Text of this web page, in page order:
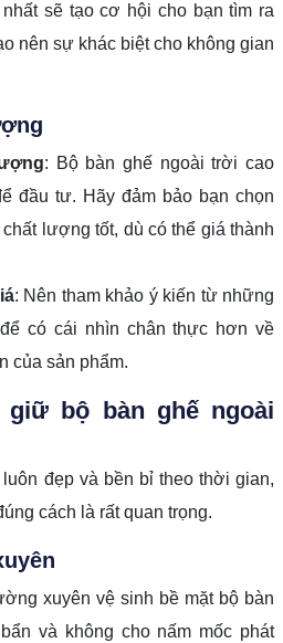
sẽ tạo cơ hội cho bạn tìm ra
nên sự khác biệt cho không gian
: Bộ bàn ghế ngoài trời cao
đầu tư. Hãy đảm bảo bạn chọn
lượng tốt, dù có thể giá thành
: Nên tham khảo ý kiến từ những
có cái nhìn chân thực hơn về
của sản phẩm.
bộ bàn ghế ngoài
đẹp và bền bỉ theo thời gian,
cách là rất quan trọng.
xuyên vệ sinh bề mặt bộ bàn
và không cho nấm mốc phát